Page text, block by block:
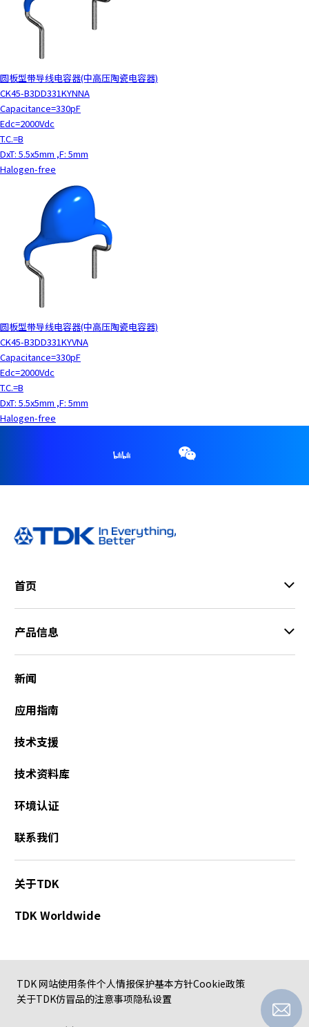
圆板型带导线电容器(中高压陶瓷电容器)
CK45-B3DD331KYNNA
Capacitance=330pF
Edc=2000Vdc
T.C.=B
DxT: 5.5x5mm ,F: 5mm
Halogen-free
圆板型带导线电容器(中高压陶瓷电容器)
CK45-B3DD331KYVNA
Capacitance=330pF
Edc=2000Vdc
T.C.=B
DxT: 5.5x5mm ,F: 5mm
Halogen-free
首页
产品信息
新闻
应用指南
技术支援
技术资料库
环境认证
联系我们
关于TDK
TDK Worldwide
TDK 网站使用条件个人情报保护基本方针Cookie政策
关于TDK仿冒品的注意事项隐私设置